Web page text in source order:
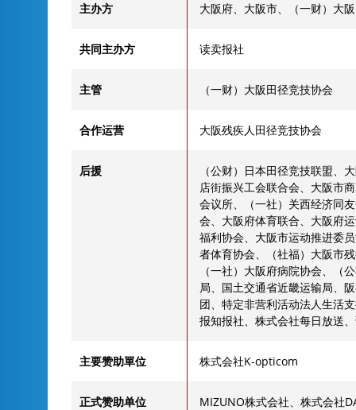
主办方 大阪府、大阪市、（一财）大
共同主办方 读卖报社
主管 （一财）大阪田径竞技协会
合作运营 大阪残疾人田径竞技协会
后援
（公财）日本田径竞技联盟、
店街振兴工会联合会、大阪市
会议所、（一社）关西经济同
会、大阪府体育联合、大阪府
福利协会、大阪市运动推进委
者体育协会、（社福）大阪市
（一社）大阪府病院协会、（
局、国土交通省近畿运输局、
团、特定非营利活动法人生活
报知报社、株式会社每日放送
主要赞助單位 株式会社K-opticom
正式赞助单位
MIZUNO株式会社、株式会社